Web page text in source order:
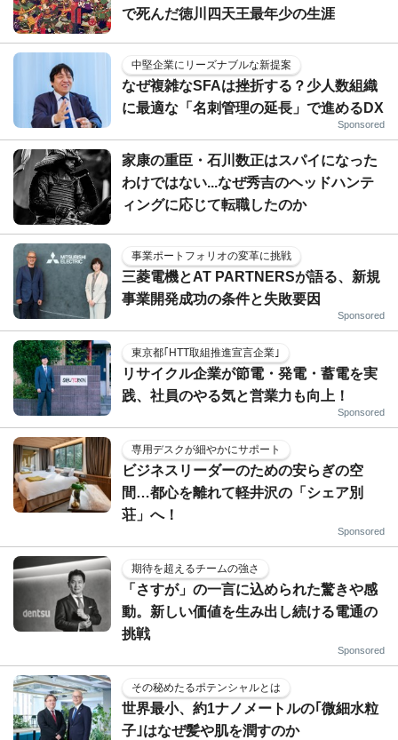
で死んだ徳川四天王最年少の生涯
中堅企業にリーズナブルな新提案
なぜ複雑なSFAは挫折する？少人数組織
に最適な「名刺管理の延長」で進めるDX
Sponsored
家康の重臣・石川数正はスパイになった
わけではない...なぜ秀吉のヘッドハンテ
ィングに応じて転職したのか
事業ポートフォリオの変革に挑戦
三菱電機とAT PARTNERSが語る、新規
事業開発成功の条件と失敗要因
Sponsored
東京都｢HTT取組推進宣言企業｣
リサイクル企業が節電・発電・蓄電を実
践、社員のやる気と営業力も向上！
Sponsored
専用デスクが細やかにサポート
ビジネスリーダーのための安らぎの空
間…都心を離れて軽井沢の「シェア別
荘」へ！
Sponsored
期待を超えるチームの強さ
「さすが」の一言に込められた驚きや感
動。新しい価値を生み出し続ける電通の
挑戦
Sponsored
その秘めたるポテンシャルとは
世界最小、約1ナノメートルの｢微細水粒
子｣はなぜ髪や肌を潤すのか